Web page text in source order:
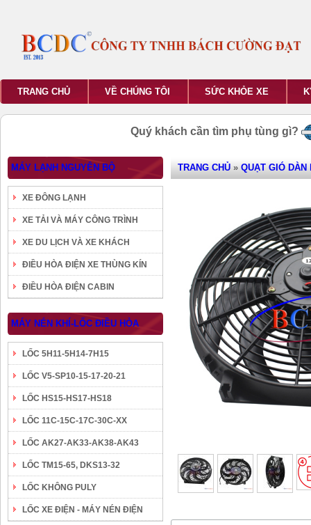
TRANG CHỦ VỀ CHÚNG TÔI SỨC KHỎE XE
Quý khách cần tìm phụ tùng gì?
MÁY LẠNH NGUYÊN BỘ
XE ĐÔNG LẠNH
XE TẢI VÀ MÁY CÔNG TRÌNH
XE DU LỊCH VÀ XE KHÁCH
ĐIỀU HÒA ĐIỆN XE THÙNG KÍN
ĐIỀU HÒA ĐIỆN CABIN
MÁY NÉN KHÍ-LỐC ĐIỀU HÒA
LỐC 5H11-5H14-7H15
LỐC V5-SP10-15-17-20-21
LỐC HS15-HS17-HS18
LỐC 11C-15C-17C-30C-XX
LỐC AK27-AK33-AK38-AK43
LỐC TM15-65, DKS13-32
LỐC KHÔNG PULY
LỐC XE ĐIỆN - MÁY NÉN ĐIỆN
TRANG CHỦ » QUẠT GIÓ DÀN